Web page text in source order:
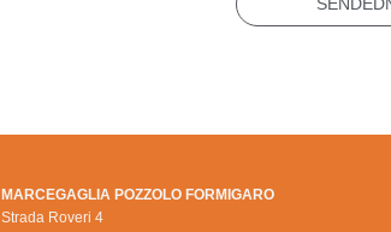
MARCEGAGLIA POZZOLO FORMIGARO
Strada Roveri 4